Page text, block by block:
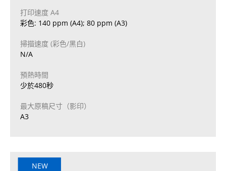
打印速度 A4
彩色: 140 ppm (A4); 80 ppm (A3)
掃描速度 (彩色/黑白)
N/A
預熱時間
少於480秒
最大原稿尺寸（影印）
A3
NEW